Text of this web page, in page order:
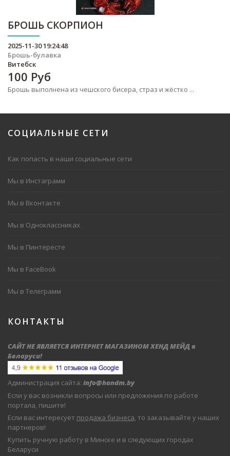
БРОШЬ СКОРПИОН
2025-11-30 19:24:48
Брошь-булавка
Витебск
100 Руб
Брошь выполнена из чешского бисера, страз и жёстко ...
СОЦИАЛЬНЫЕ СЕТИ
Как попасть в наши социальные сети
Мы в Инстаграмм
Мы в Вконтакте
Мы в Одноклассниках
Мы в Пинтересте
Мы в FaceBook
Мы в Телеграмм
КОНТАКТЫ
САЙТ НЕ ЯВЛЯЕТСЯ ИНТЕРНЕТ МАГАЗИНОМ ХЕНД МЕЙД в
Беларуси!
Администрация сайта: info@handm.by
Если у вас возникли вопросы или предложения по работе
портала, пишите!
Если вас интересует продажа бизнеса, то заказывайте у наших
партнеров!
Купить ручную работу в Минске и в следующих городах
Беларуси